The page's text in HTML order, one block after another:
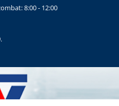
8:00 - 12:00